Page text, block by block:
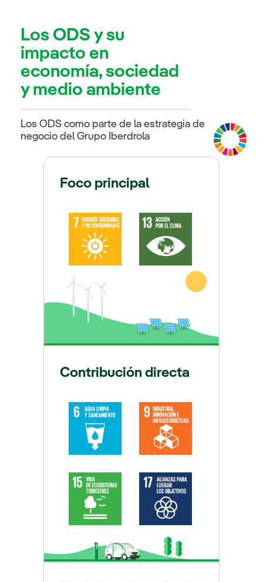
Los ODS y su
impacto en
economía, sociedad
y medio ambiente
Los ODS como parte de la estrategia de
negocio del Grupo Iberdrola
Foco principal
Contribución directa